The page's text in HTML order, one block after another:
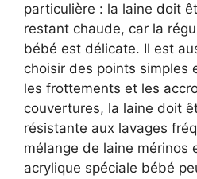
particulière : la laine doit
restant chaude, car la
bébé est délicate. Il est
choisir des points simples
les frottements et les
couvertures, la laine doit
résistante aux lavages
mélange de laine mérinos
acrylique spéciale bébé